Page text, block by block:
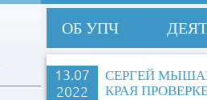
ОБ УПЧ
13.07
2022
СЕРГЕЙ
КРАЯ